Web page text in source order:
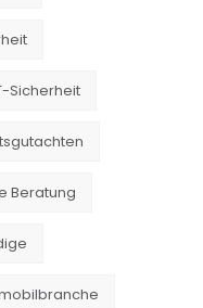
Sicherheit
Beratung